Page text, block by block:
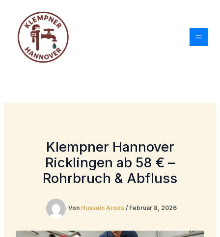
springen
Klempner Hannover
Ricklingen ab 58 € –
Rohrbruch & Abfluss
Von Hussein Aroos / Februar 8, 2026